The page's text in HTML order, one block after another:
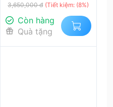
3,650,000 đ (Tiết kiệm: (8%)
Còn hàng
Quà tặng